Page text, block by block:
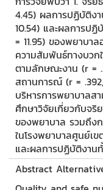
4.45) ผลการปฏิบัติง
10.54) และผลการป
= 11.95) ของพยาบา
ความสัมพันธ์ทางบวก
ตามลักษณะงาน (r =
สถานการณ์ (r =
บริหารการพยาบาลส
ศึกษาวิจัยเกี่ยวกับจริ
ของพยาบาล รวมถึงก
ในโรงพยาบาลศูนย์เ
และผลการปฏิบัติงาน
Abstract